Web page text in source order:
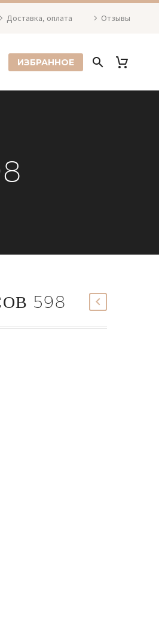
Доставка, оплата Отзывы
ИЗБРАННОЕ
598